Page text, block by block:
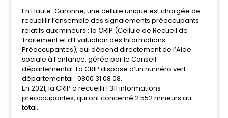
En Haute-Garonne, une cellule unique est chargée de
recueillir l’ensemble des signalements préoccupants
relatifs aux mineurs : la CRIP (Cellule de Recueil de
Traitement et d’Evaluation des Informations
Préoccupantes), qui dépend directement de l’Aide
sociale à l’enfance, gérée par le Conseil
départemental. La CRIP dispose d’un numéro vert
départemental : 0800 31 08 08.
En 2021, la CRIP a recueilli 1 311 informations
préoccupantes, qui ont concerné 2 552 mineurs au
total.